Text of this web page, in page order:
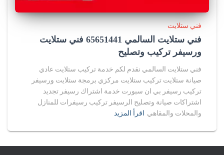
فني ستلايت
فني ستلايت السالمي 65651441 فني ستلايت
ورسيفر تركيب وتصليح
فني ستلايت السالمي نقدم لكم خدمة تركيب ستلايت عادي
صيانة ستلايت تركيب ستلايت مركزي برمجة ستلايت ورسيفر
تركيب رسيفر بي ان سبورت خدمة اشتراك رسيفر تجديد
اشتراكات صيانة وتصليح الرسيفر تركيب رسيفرات للمنازل
والمحلات والمقاهي اقرأ المزيد